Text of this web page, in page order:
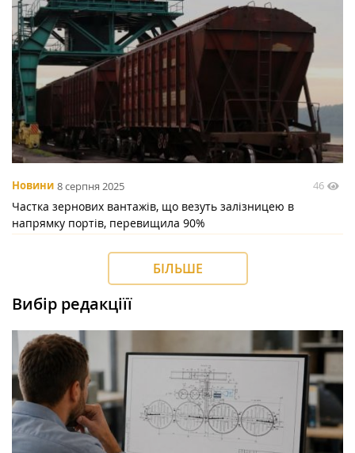
Новини 8 серпня 2025 46
Частка зернових вантажів, що везуть залізницею в
напрямку портів, перевищила 90%
БІЛЬШЕ
Вибір редакціїї